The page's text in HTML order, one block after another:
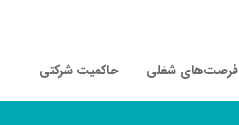
فرصت‌های شغلی حاکمیت شرکتی